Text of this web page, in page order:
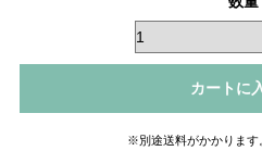
カートに
※別途送料がかかります